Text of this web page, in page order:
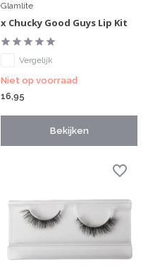
Glamlite
x Chucky Good Guys Lip Kit
Vergelijk
Niet op voorraad
16,95
Bekijken